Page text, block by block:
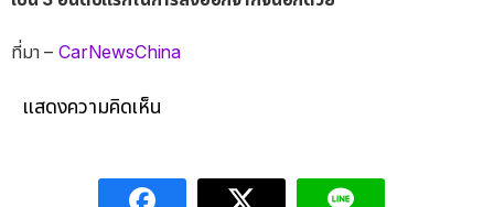
ที่มา –CarNewsChina
แสดงความคิดเห็น